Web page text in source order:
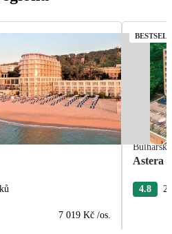
7 019 Kč /os.
Bulharsko
Astera
4.8